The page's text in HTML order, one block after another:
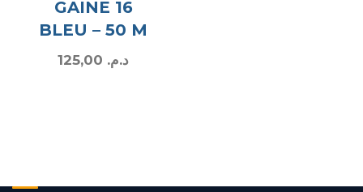
GAINE 16
BLEU – 50 M
د.م.